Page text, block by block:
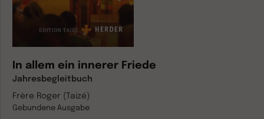
In allem ein innerer Friede
Jahresbegleitbuch
Frère Roger (Taizé)
Gebundene Ausgabe